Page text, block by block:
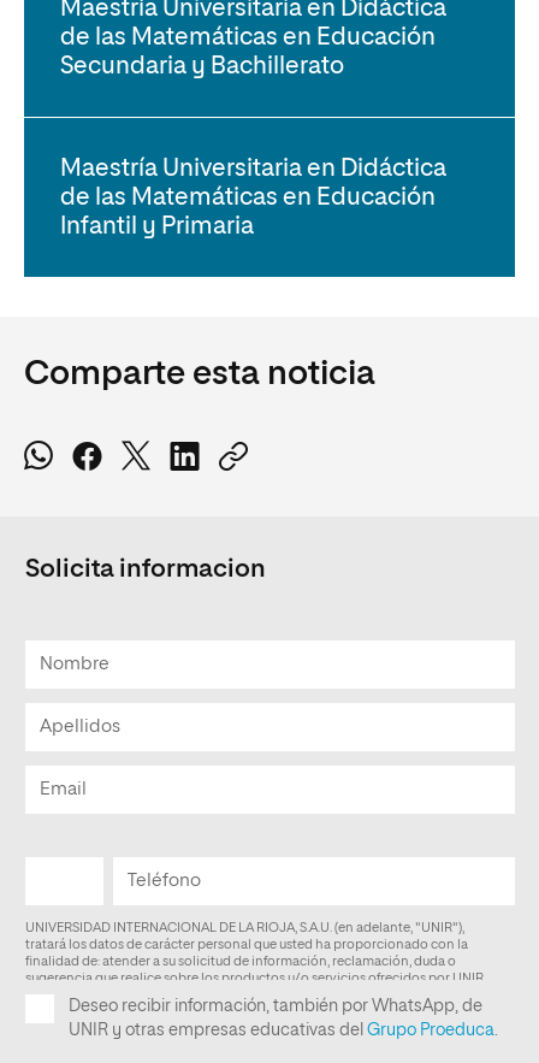
Maestría Universitaria en Didáctica
de las Matemáticas en Educación
Secundaria y Bachillerato
Maestría Universitaria en Didáctica
de las Matemáticas en Educación
Infantil y Primaria
Comparte esta noticia
Solicita informacion